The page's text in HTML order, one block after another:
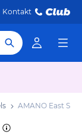
Kontakt
AMANO East Side